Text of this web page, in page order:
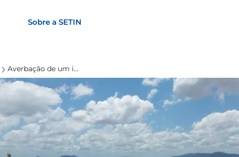
Sobre a SETIN
Averbação de um imóvel: Entenda quando é necessário